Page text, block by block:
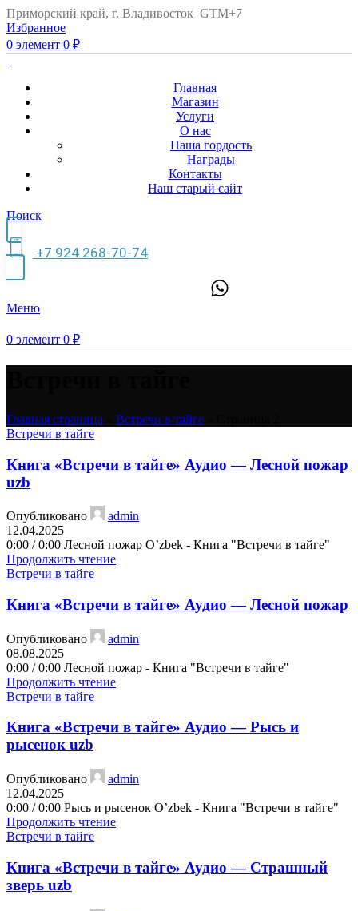
Приморский край, г. Владивосток GTM+7
Избранное
0 элемент 0 ₽
Главная
Магазин
Услуги
О нас
Наша гордость
Награды
Контакты
Наш старый сайт
Поиск
+7 924 268-70-74
Меню
0 элемент 0 ₽
Главная страница Встречи в тайге
Встречи в тайге
Книга «Встречи в тайге» Аудио — Лесной пожар
uzb
Опубликовано
admin
12.04.2025
0:00 / 0:00 Лесной пожар O’zbek - Книга "Встречи в тайге"
Продолжить чтение
Встречи в тайге
Книга «Встречи в тайге» Аудио — Лесной пожар
Опубликовано
admin
08.08.2025
0:00 / 0:00 Лесной пожар - Книга "Встречи в тайге"
Продолжить чтение
Встречи в тайге
Книга «Встречи в тайге» Аудио — Рысь и
рысенок uzb
Опубликовано
admin
12.04.2025
0:00 / 0:00 Рысь и рысенок O’zbek - Книга "Встречи в тайге"
Продолжить чтение
Встречи в тайге
Книга «Встречи в тайге» Аудио — Страшный
зверь uzb